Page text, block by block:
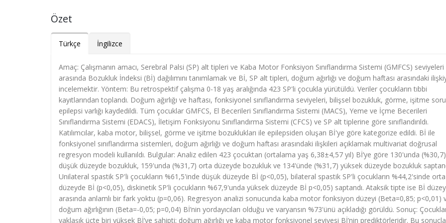
Özet
Türkçe İngilizce
Amaç: Çalışmanın amacı, Serebral Palsi (SP) alt tipleri ve Kaba Motor Fonksiyon Sınıflandırma Sistemi (GMFCS) seviyeleri
arasında Bozukluk İndeksi (Bİ) dağılımını tanımlamak ve Bİ, SP alt tipleri, doğum ağırlığı ve doğum haftası arasındaki
incelemektir. Yöntem: Bu retrospektif çalışma 0-18 yaş aralığında 423 SP'li çocukla yürütüldü. Veriler çocukların tıbbi
kayıtlarından toplandı. Doğum ağırlığı ve haftası, fonksiyonel sınıflandırma seviyeleri, bilişsel bozukluk, görme, işitme
epilepsi varlığı kaydedildi. Tüm çocuklar GMFCS, El Becerileri Sınıflandırma Sistemi (MACS), Yeme ve İçme Becerileri
Sınıflandırma Sistemi (EDACS), İletişim Fonksiyonu Sınıflandırma Sistemi (CFCS) ve SP alt tiplerine göre sınıflandırıldı.
Katılımcılar, kaba motor, bilişsel, görme ve işitme bozuklukları ile epilepsiden oluşan Bİ'ye göre kategorize edildi. Bİ ile
fonksiyonel sınıflandırma sistemleri, doğum ağırlığı ve doğum haftası arasındaki ilişkileri açıklamak multivariat doğrusal
regresyon modeli kullanıldı. Bulgular: Analiz edilen 423 çocuktan (ortalama yaş 6,38±4,57 yıl) Bİ’ye göre 130'unda (%30,7)
düşük düzeyde bozukluk, 159'unda (%31,7) orta düzeyde bozukluk ve 134'ünde (%31,7) yüksek düzeyde bozukluk
Unilateral spastik SP'li çocukların %61,5'inde düşük düzeyde Bİ (p<0,05), bilateral spastik SP'li çocukların %44,2'sinde orta
düzeyde Bİ (p<0,05), diskinetik SP'li çocukların %67,9'unda yüksek düzeyde Bİ p<0,05) saptandı. Ataksik tipte ise Bİ
arasında anlamlı bir fark yoktu (p=0,06). Regresyon analizi sonucunda kaba motor fonksiyon düzeyi (Beta=0,85; p<0,01)
doğum ağırlığının (Beta=-0,05; p=0,04) Bİ’nin yordayıcıları olduğu ve varyansın %73'ünü açıkladığı görüldü. Sonuç:
yaklaşık üçte biri yüksek Bİ’ye sahipti; doğum ağırlığı ve kaba motor fonksiyonel seviyesi Bİ’nin prediktörleridir. Bu